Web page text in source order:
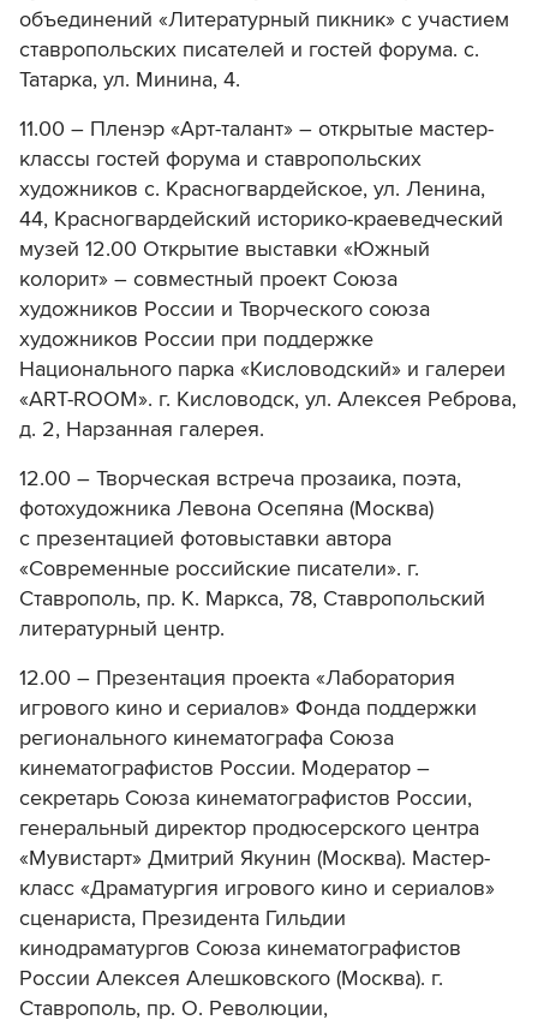
объединений «Литературный пикник» с участием
ставропольских писателей и гостей форума. с.
Татарка, ул. Минина, 4.
11.00 – Пленэр «Арт-талант» – открытые мастер-
классы гостей форума и ставропольских
художников с. Красногвардейское, ул. Ленина,
44, Красногвардейский историко-краеведческий
музей 12.00 Открытие выставки «Южный
колорит» – совместный проект Союза
художников России и Творческого союза
художников России при поддержке
Национального парка «Кисловодский» и галереи
«ART-ROOM». г. Кисловодск, ул. Алексея Реброва,
д. 2, Нарзанная галерея.
12.00 – Творческая встреча прозаика, поэта,
фотохудожника Левона Осепяна (Москва)
с презентацией фотовыставки автора
«Современные российские писатели». г.
Ставрополь, пр. К. Маркса, 78, Ставропольский
литературный центр.
12.00 – Презентация проекта «Лаборатория
игрового кино и сериалов» Фонда поддержки
регионального кинематографа Союза
кинематографистов России. Модератор –
секретарь Союза кинематографистов России,
генеральный директор продюсерского центра
«Мувистарт» Дмитрий Якунин (Москва). Мастер-
класс «Драматургия игрового кино и сериалов»
сценариста, Президента Гильдии
кинодраматургов Союза кинематографистов
России Алексея Алешковского (Москва). г.
Ставрополь, пр. О. Революции,